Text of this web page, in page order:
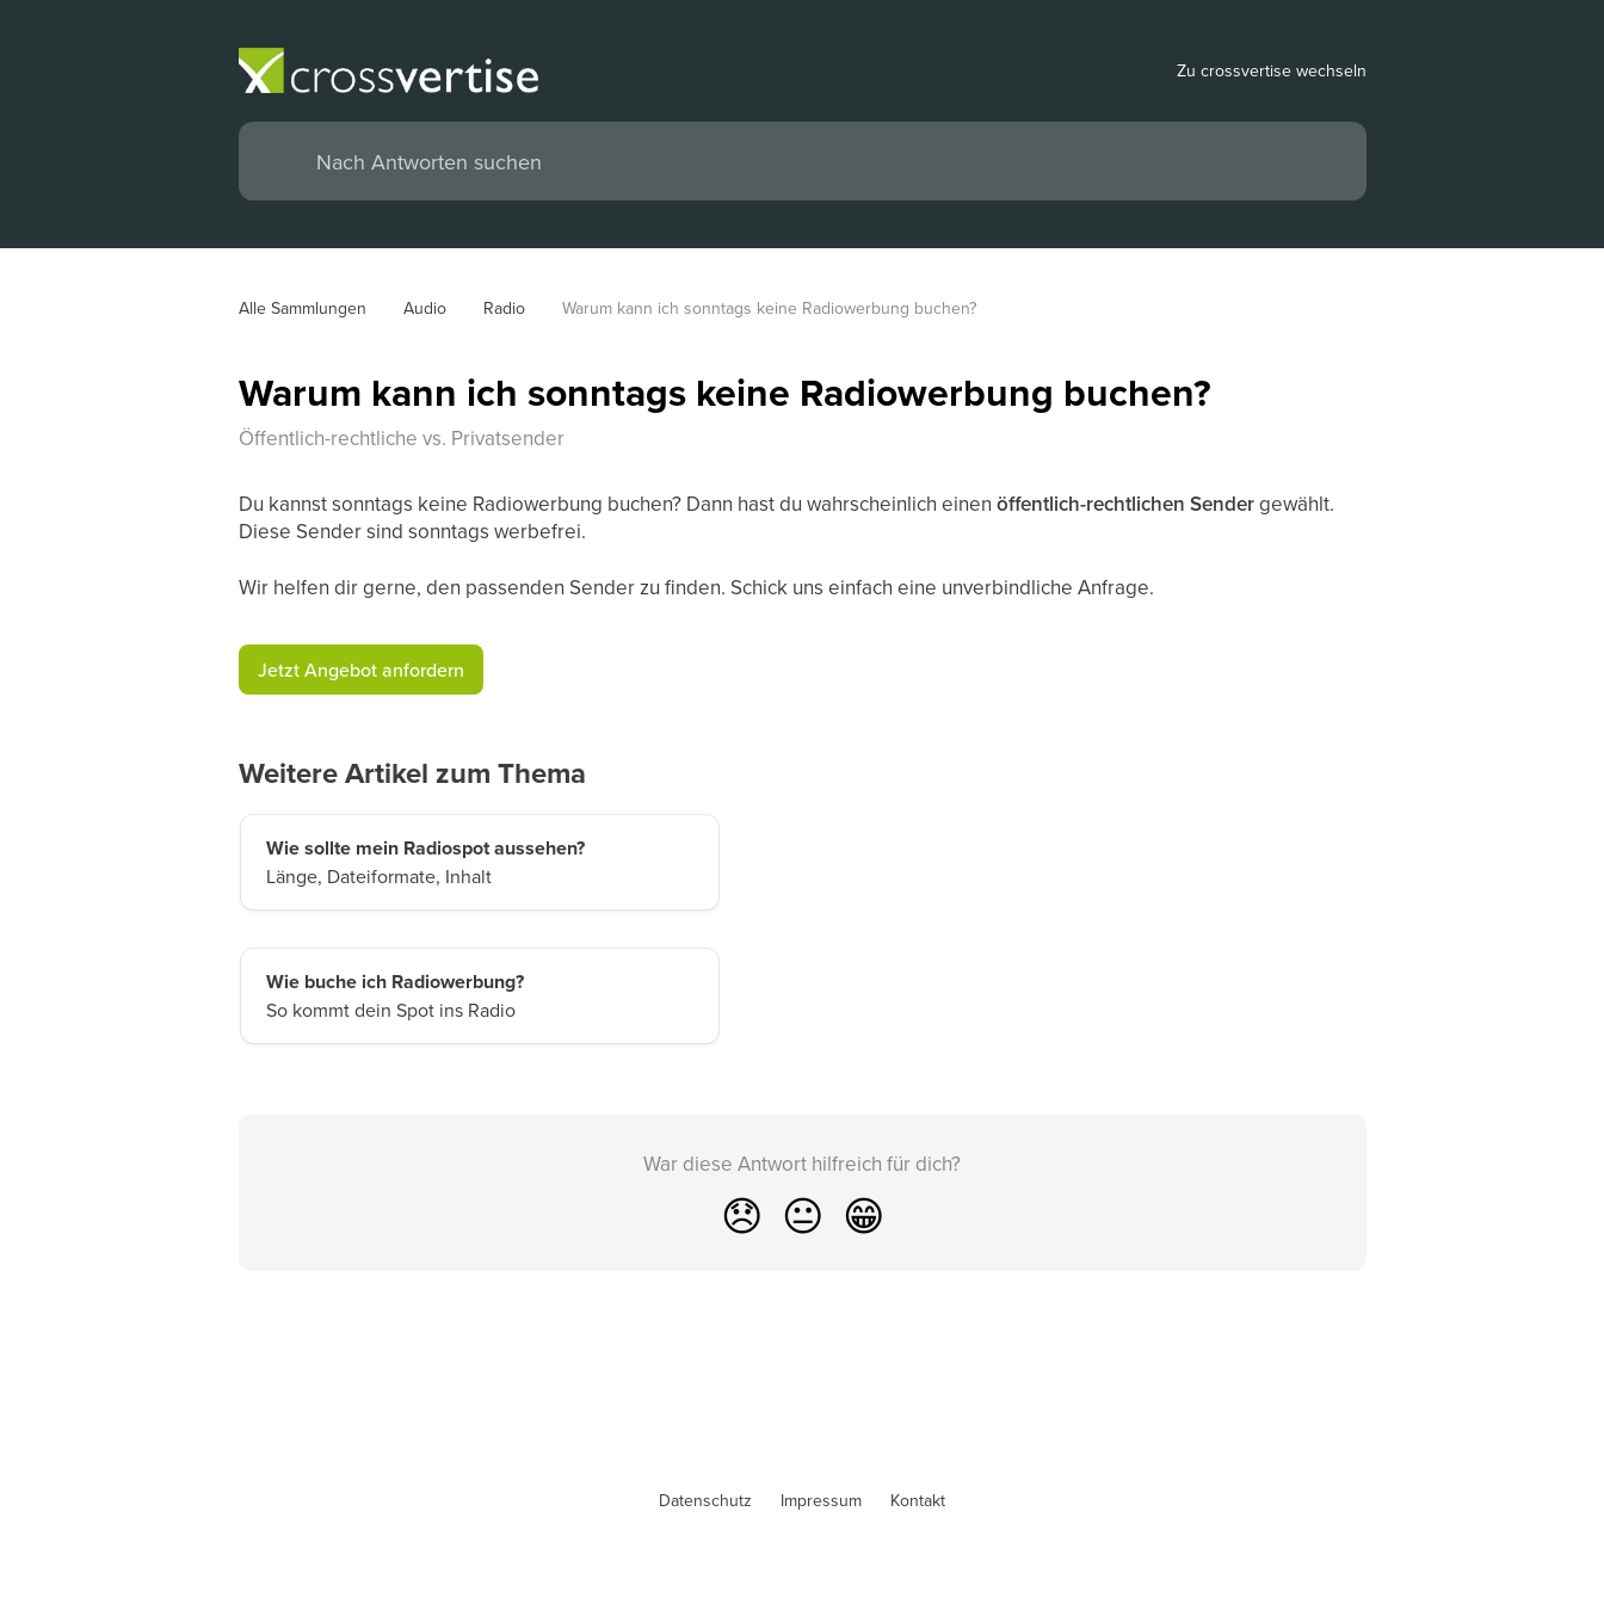
Zu crossvertise wechseln
Alle Sammlungen Audio Radio Warum kann ich sonntags keine Radiowerbung buchen?
Warum kann ich sonntags keine Radiowerbung buchen?
Öffentlich-rechtliche vs. Privatsender
Du kannst sonntags keine Radiowerbung buchen? Dann hast du wahrscheinlich einen öffentlich-rechtlichen Sendergewählt.
Diese Sender sind sonntags werbefrei.
Wir helfen dir gerne, den passenden Sender zu finden. Schick uns einfach eine unverbindliche Anfrage.
​Jetzt Angebot anfordern​
Weitere Artikel zum Thema
Wie sollte mein Radiospot aussehen?
Länge, Dateiformate, Inhalt
Wie buche ich Radiowerbung?
So kommt dein Spot ins Radio
War diese Antwort hilfreich für dich?
😞 😐 😁
Datenschutz Impressum Kontakt